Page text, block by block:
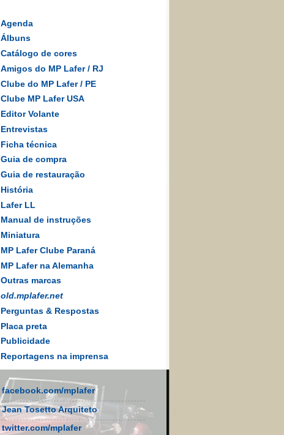
Agenda
Álbuns
Catálogo de cores
Amigos do MP Lafer/ RJ
Clube do MP Lafer / PE
Clube MP Lafer USA
Editor Volante
Entrevistas
Ficha técnica
Guia de compra
Guia de restauração
História
Lafer LL
Manual de instruções
Miniatura
MP Lafer Clube Paraná
MP Lafer na Alemanha
Outras marcas
old.mplafer.net
Perguntas & Respostas
Placa preta
Publicidade
Reportagens na imprensa
facebook.com/mplafer
Jean Tosetto Arquiteto
twitter.com/mplafer